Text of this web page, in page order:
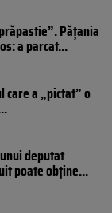
Pățania
a parcat...
care a „pictat” o
deputat
poate obține...